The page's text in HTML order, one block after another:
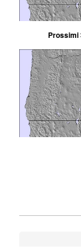
Prossimi